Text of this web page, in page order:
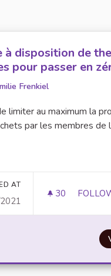
D'ÉQUIPEMENTS
D3E
à disposition de
pour passer en
Frenkiel
limiter au maximum la
par les membres de
AT
30 30